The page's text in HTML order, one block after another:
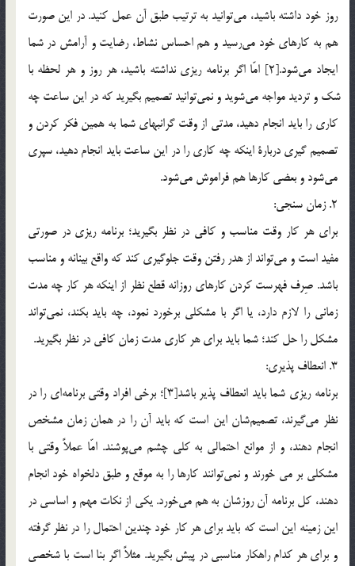
روز خود داشته باشيد، مي‎توانيد به ترتيب طبق آن عمل كنيد. در اين صورت
هم به كارهاي خود مي‎رسيد و هم احساس نشاط، رضايت و آرامش در شما
ايجاد مي‎شود.[2] امّا اگر برنامه ريزي نداشته باشيد، هر روز و هر لحظه با
شك و ترديد مواجه مي‎شويد و نمي‎توانيد تصميم بگيريد كه در اين ساعت چه
كاري را بايد انجام دهيد، مدتي از وقت گرانبهاي شما به همين فكر كردن و
تصميم گيري دربارة اينكه چه كاري را در اين ساعت بايد انجام دهيد، سپري
مي‎شود و بعضي كارها هم فراموش مي‎شود.
2. زمان سنجي:
براي هر كار وقت مناسب و كافي در نظر بگيريد؛ برنامه ريزي در صورتي
مفيد است و مي‎تواند از هدر رفتن وقت جلوگيري كند كه واقع بينانه و مناسب
باشد. صِرف فهرست كردن كارهاي روزانه قطع نظر از اينكه هر كار چه مدت
زماني را لازم دارد، يا اگر با مشكلي برخورد نمود، چه بايد بكند، ‌نمي‎تواند
مشكل را حل كند؛ شما بايد براي هر كاري مدت زمان كافي در نظر بگيريد.
3. انعطاف پذيري:
برنامه ريزي شما بايد انعطاف پذير باشد[3]؛ برخي افراد وقتي برنامه‎اي را در
نظر مي‎گيرند، تصميم‎شان اين است كه بايد آن را در همان زمان مشخص
انجام دهند، و از موانع احتمالي به كلي چشم مي‎پوشند. امّا عملاً وقتي با
مشكلي بر مي خورند و نمي‎توانند كارها را به موقع و طبق دلخواه خود انجام
دهند، كل برنامه آن روزشان به هم مي‎خورد. يكي از نكات مهم و اساسي در
اين زمينه اين است كه بايد براي هر كار خود چندين احتمال را در نظر گرفته
و براي هر كدام راهكار مناسبي در پيش بگيريد. مثلاً اگر بنا است با شخصي